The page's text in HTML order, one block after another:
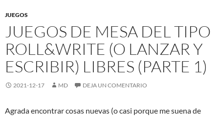
JUEGOS
JUEGOS DE MESA DEL TIPO
ROLL&WRITE (O LANZAR Y
ESCRIBIR) LIBRES (PARTE 1)
2021-12-17 MD DEJA UN COMENTARIO
Agrada encontrar cosas nuevas (o casi porque me suena de